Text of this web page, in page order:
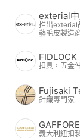
exterial
推出exterial
藝毛皮製造
FIDLOCK
扣具，五金
Fujisaki
針織專門家
義大利紐扣